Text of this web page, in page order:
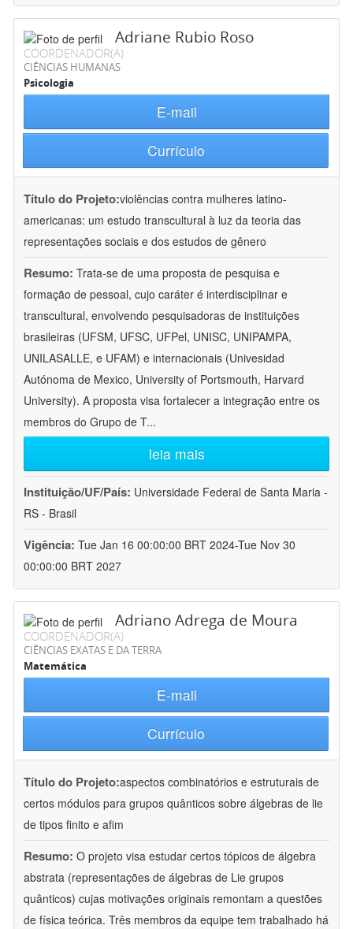
Adriane Rubio Roso
COORDENADOR(A)
CIÊNCIAS HUMANAS
Psicologia
E-mail
Currículo
Título do Projeto:violências contra mulheres latino-
americanas: um estudo transcultural à luz da teoria das
representações sociais e dos estudos de gênero
Resumo: Trata-se de uma proposta de pesquisa e
formação de pessoal, cujo caráter é interdisciplinar e
transcultural, envolvendo pesquisadoras de instituições
brasileiras (UFSM, UFSC, UFPel, UNISC, UNIPAMPA,
UNILASALLE, e UFAM) e internacionais (Univesidad
Autónoma de Mexico, University of Portsmouth, Harvard
University). A proposta visa fortalecer a integração entre os
membros do Grupo de T...
leia mais
Instituição/UF/País: Universidade Federal de Santa Maria -
RS - Brasil
Vigência: Tue Jan 16 00:00:00 BRT 2024-Tue Nov 30
00:00:00 BRT 2027
Adriano Adrega de Moura
COORDENADOR(A)
CIÊNCIAS EXATAS E DA TERRA
Matemática
E-mail
Currículo
Título do Projeto:aspectos combinatórios e estruturais de
certos módulos para grupos quânticos sobre álgebras de lie
de tipos finito e afim
Resumo: O projeto visa estudar certos tópicos de álgebra
abstrata (representações de álgebras de Lie grupos
quânticos) cujas motivações originais remontam a questões
de física teórica. Três membros da equipe tem trabalhado há